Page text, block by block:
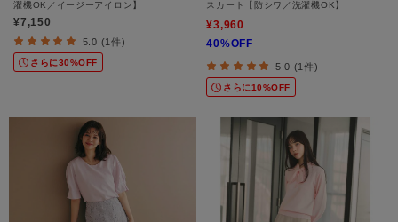
濯機OK／イージーアイロン】
¥7,150
5.0 (1件)
さらに30%OFF
スカート【防シワ／洗濯機OK】
¥3,960
40%OFF
5.0 (1件)
さらに10%OFF